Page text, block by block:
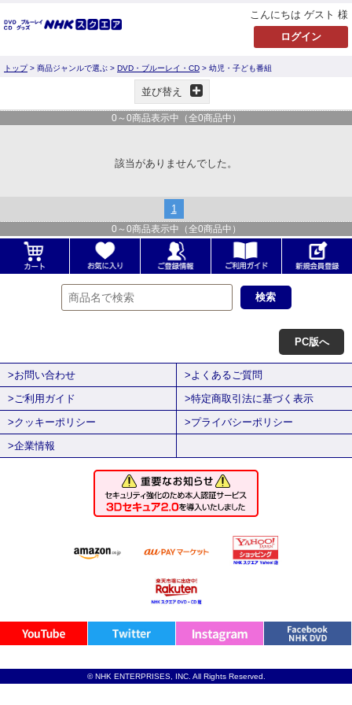
こんにちは ゲスト 様
トップ> 商品ジャンルで選ぶ > DVD・ブルーレイ・CD > 幼児・子ども番組
並び替え
0 ～ 0商品表示中（全0商品中）
該当がありませんでした。
1
0 ～ 0商品表示中（全0商品中）
PC版へ
>お問い合わせ
>よくあるご質問
>ご利用ガイド
>特定商取引法に基づく表示
>クッキーポリシー
>プライバシーポリシー
>企業情報
© NHK ENTERPRISES, INC. All Rights Reserved.